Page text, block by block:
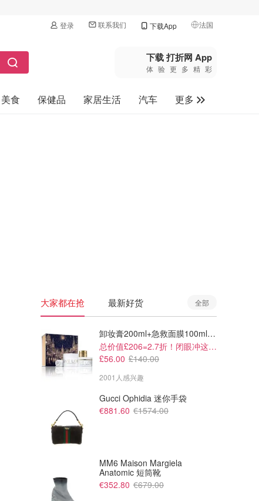
登录 联系我们 下载App 法国
🇺🇸美国
🇨🇳中国
🇨🇦加拿大
下载 打折网 App
体验更多精彩
美食 保健品 家居生活 汽车
更多
大家都在抢 最新好货 全部
卸妆膏200ml+急救面膜100ml+青春面霜15ml
总价值£206=2.7折！闭眼冲这套！
£56.00 £140.00
2001人感兴趣
Gucci Ophidia 迷你手袋
€881.60 €1574.00
MM6 Maison Margiela
Anatomic 短筒靴
€352.80 €679.00